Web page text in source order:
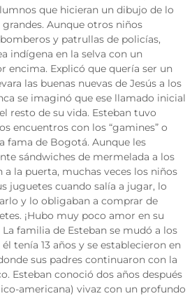
V
i
s
–
o
t
á
/
que hicieran un dibujo de lo
Aunque otros niños
y patrullas de policías,
indígena en la selva con un
encima. Explicó que quería ser un
las buenas nuevas de Jesús a los
se imaginó que ese llamado inicial
resto de su vida. Esteban tuvo
encuentros con los “gamines” o
fama de Bogotá. Aunque les
sándwiches de mermelada a los
la puerta, muchas veces los niños
juguetes cuando salía a jugar, lo
y lo obligaban a comprar de
¡Hubo muy poco amor en su
familia de Esteban se mudó a los
tenía 13 años y se establecieron en
sus padres continuaron con la
Esteban conoció dos años después
americana) vivaz con un profundo